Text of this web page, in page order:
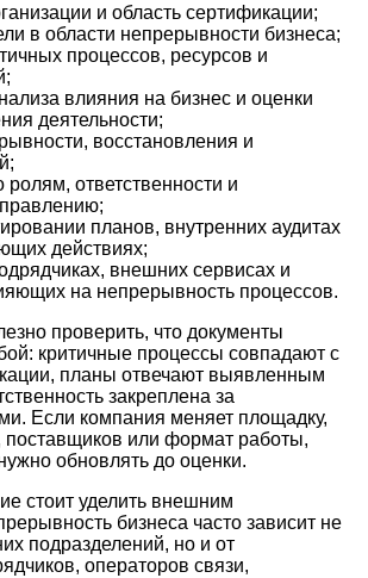
и область сертификации;
в области непрерывности бизнеса;
процессов, ресурсов и
влияния на бизнес и оценки
деятельности;
восстановления и
ролям, ответственности и
планов, внутренних аудитах
действиях;
внешних сервисах и
на непрерывность процессов.
проверить, что документы
критичные процессы совпадают с
планы отвечают выявленным
закреплена за
Если компания меняет площадку,
поставщиков или формат работы,
обновлять до оценки.
стоит уделить внешним
бизнеса часто зависит не
подразделений, но и от
операторов связи,